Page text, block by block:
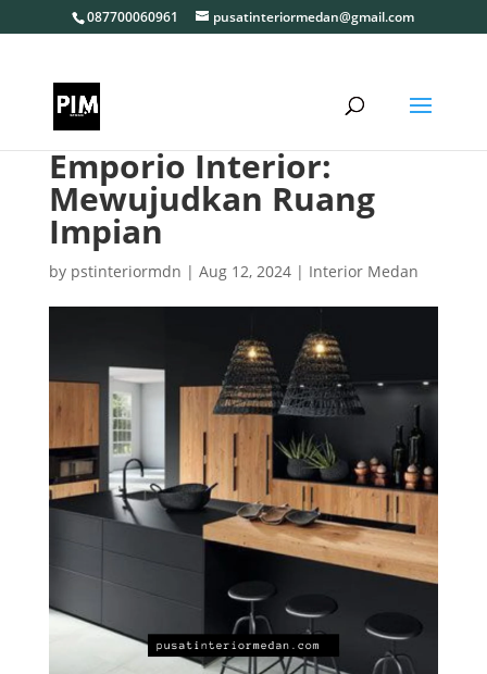
087700060961 pusatinteriormedan@gmail.com
Emporio Interior:
Mewujudkan Ruang
Impian
by pstinteriormdn | Aug 12, 2024| Interior Medan